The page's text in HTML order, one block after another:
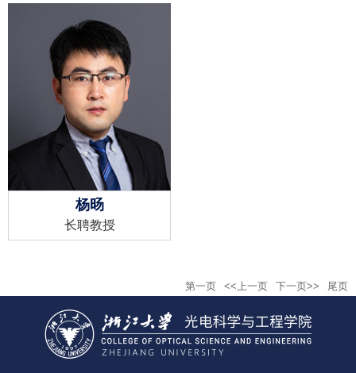
杨旸
长聘教授
第一页 <<上一页 下一页>> 尾页